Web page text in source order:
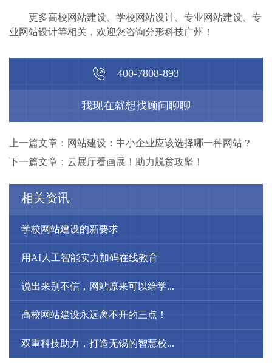
更多高校网站建设、学校网站设计、专业网站建设、专
业网站设计等相关，欢迎您咨询分形科技广州！
400-7808-893
我现在就想找顾问聊聊
上一篇文章：网站建设：中小企业应该选择哪一种网站？
下一篇文章：云展厅看画展！助力脱贫攻坚！
相关资讯
学校网站建设的新要求
用AI人工智能实力加码在线教育
说出来别不信，网站原来可以给学...
高校网站建设永远离不开的三点！
双重科技助力，打造无锡的智慧校...